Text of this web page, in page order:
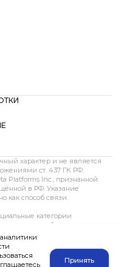
характер и не является
ст. 437 ГК РФ.
Platforms Inc., признанной
в РФ. Указание
как способ связи.
категории
интимной жизни,
тайну, до
передачи. При направлении
пользователь
и дает согласие на их
Принять